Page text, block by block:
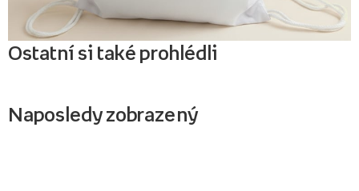
Ostatní si také prohlédli
Naposledy zobrazený